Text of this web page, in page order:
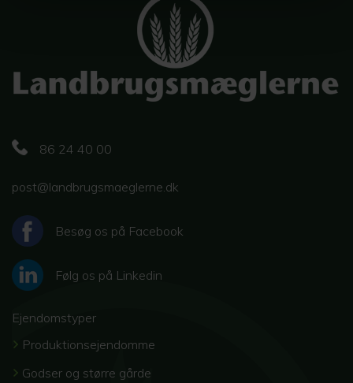
86 24 40 00
post@landbrugsmaeglerne.dk
Besøg os på Facebook
Følg os på Linkedin
Ejendomstyper
Produktionsejendomme
Godser og større gårde